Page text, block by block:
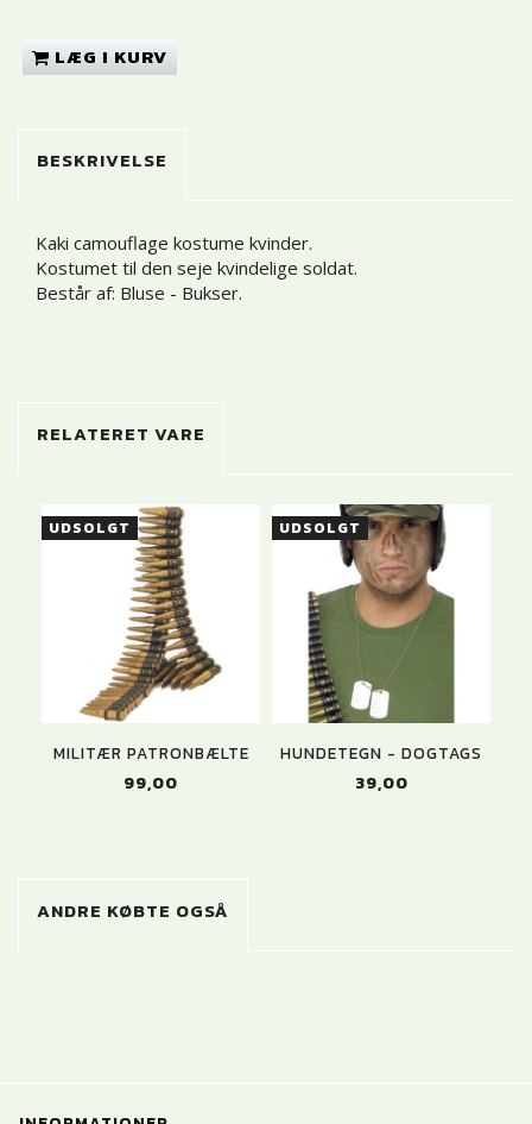
LÆG I KURV
BESKRIVELSE
Kaki camouflage kostume kvinder.
Kostumet til den seje kvindelige soldat.
Består af: Bluse - Bukser.
RELATERET VARE
UDSOLGT
MILITÆR PATRONBÆLTE
99,00
UDSOLGT
HUNDETEGN - DOGTAGS
39,00
ANDRE KØBTE OGSÅ